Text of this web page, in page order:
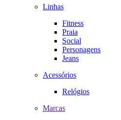
Linhas
Fitness
Praia
Social
Personagens
Jeans
Acessórios
Relógios
Marcas